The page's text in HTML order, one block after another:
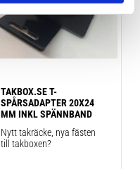
TAKBOX.SE T-
SPÅRSADAPTER 20X24
MM INKL SPÄNNBAND
Nytt takräcke, nya fästen
till takboxen?